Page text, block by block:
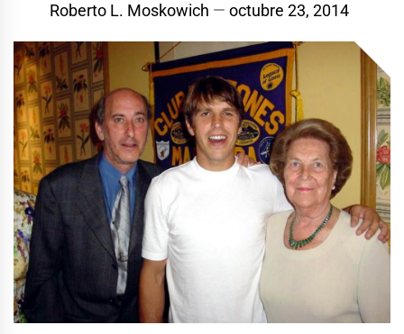
Roberto L. Moskowich octubre 23, 2014